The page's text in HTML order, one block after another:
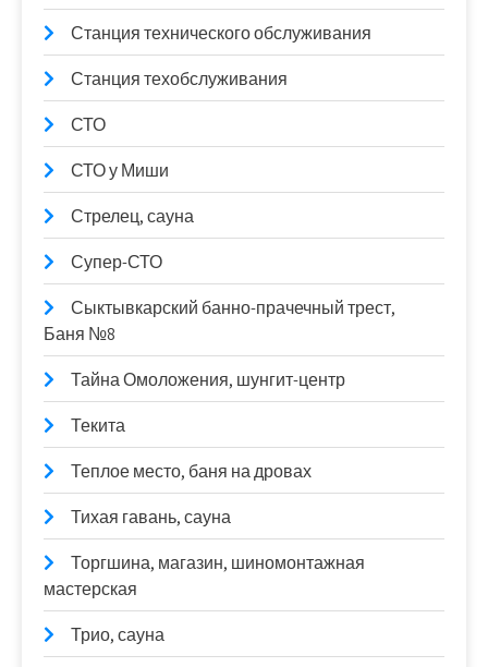
Станция технического обслуживания
Станция техобслуживания
СТО
СТО у Миши
Стрелец, сауна
Супер-СТО
Сыктывкарский банно-прачечный трест,
Баня №8
Тайна Омоложения, шунгит-центр
Текита
Теплое место, баня на дровах
Тихая гавань, сауна
Торгшина, магазин, шиномонтажная
мастерская
Трио, сауна